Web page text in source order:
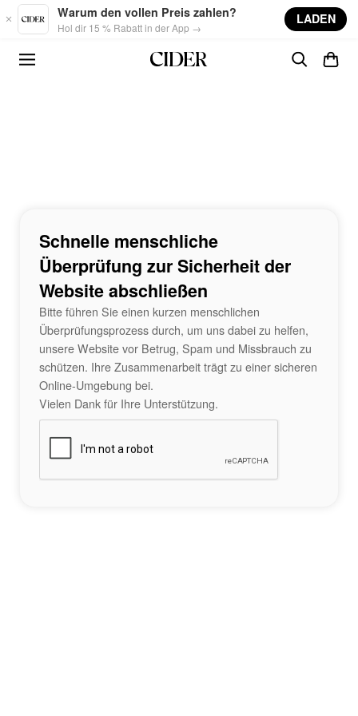
Skip to main content
Warum den vollen Preis zahlen?
Hol dir 15 % Rabatt in der App →
LADEN
Schnelle menschliche
Überprüfung zur Sicherheit der
Website abschließen
Bitte führen Sie einen kurzen menschlichen
Überprüfungsprozess durch, um uns dabei zu helfen,
unsere Website vor Betrug, Spam und Missbrauch zu
schützen. Ihre Zusammenarbeit trägt zu einer sicheren
Online-Umgebung bei.
Vielen Dank für Ihre Unterstützung.